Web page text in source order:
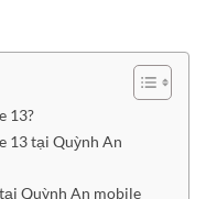
13?
13 tại Quỳnh An
Quỳnh An mobile